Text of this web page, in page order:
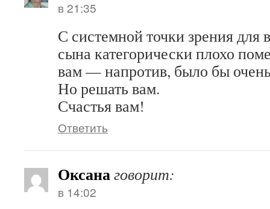
в 21:35
С системной точки зрения для
сына категорически плохо
вам — напротив, было бы
Но решать вам.
Счастья вам!
Ответить
Оксанаговорит:
в 14:02